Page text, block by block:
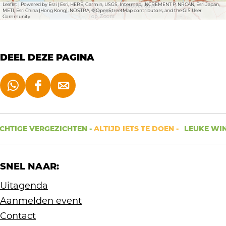
u
i
Leaflet | Powered by Esri | Esri, HERE, Garmin, USGS, Intermap, INCREMENT P, NRCAN, Esri Japan,
METI, Esri China (Hong Kong), NOSTRA, © OpenStreetMap contributors, and the GIS User
Community
DEEL DEZE PAGINA
D
e
z
e
p
D
e
z
e
D
e
VERGEZICHTEN - ALTIJD IETS TE DOEN - LEUKE
SNEL NAAR:
Uitagenda
Aanmelden event
Contact